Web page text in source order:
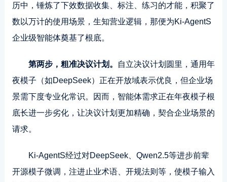
历中，锤炼了下效数据收集、标注、练习的才能，积聚了
数以万计的使用场景，生知营业逻辑，那便为Ki-AgentS
企业级智能体奠基了根底。
第两步，粗准决议计划。
自立决议计划圆里，通用年
夜模子（如DeepSeek）正在开放域表示优良，但企业场
景需下度专业化常识。因而，智能体需求正在年夜模子根
底长进一步劣化，让决议计划更加精确，契合企业场景的
请求。
Ki-AgentS经过对DeepSeek、Qwen2.5等进步前辈
开源模子微调，注进止业术语、开规法则等，使模子输入